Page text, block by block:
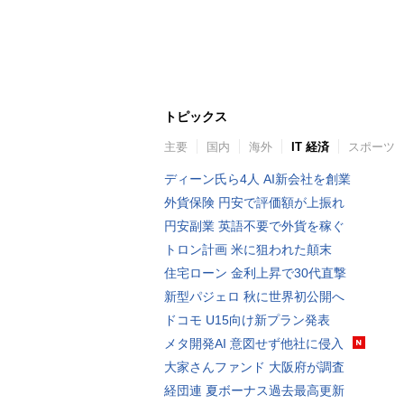
トピックス
主要 国内 海外 IT 経済 スポーツ
ディーン氏ら4人 AI新会社を創業
外貨保険 円安で評価額が上振れ
円安副業 英語不要で外貨を稼ぐ
トロン計画 米に狙われた顛末
住宅ローン 金利上昇で30代直撃
新型パジェロ 秋に世界初公開へ
ドコモ U15向け新プラン発表
メタ開発AI 意図せず他社に侵入
大家さんファンド 大阪府が調査
経団連 夏ボーナス過去最高更新